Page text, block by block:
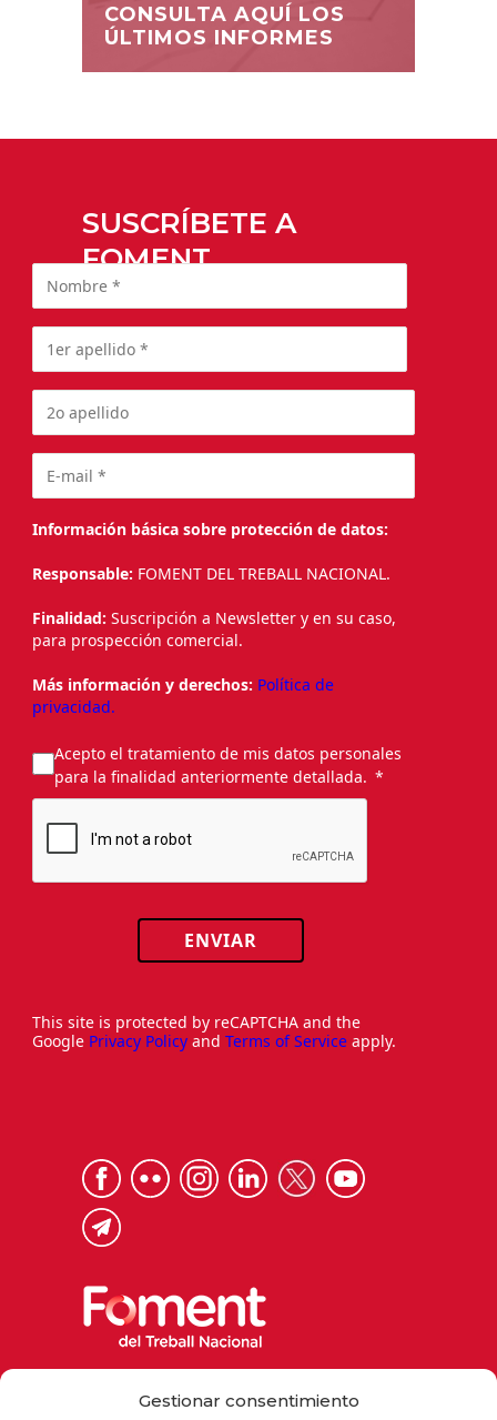
Gestionar consentimiento
CONSULTA AQUÍ LOS
ÚLTIMOS INFORMES
SUSCRÍBETE A
FOMENT
Información básica sobre protección de datos:
Responsable: FOMENT DEL TREBALL NACIONAL.
Finalidad: Suscripción a Newsletter y en su caso,
para prospección comercial.
Más información y derechos: Política de
privacidad.
Acepto el tratamiento de mis datos personales
para la finalidad anteriormente detallada.
ENVIAR
This site is protected by reCAPTCHA and the
Google Privacy Policy and Terms of Service apply.